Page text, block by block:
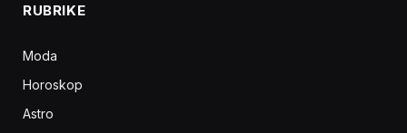
RUBRIKE
Moda
Horoskop
Astro